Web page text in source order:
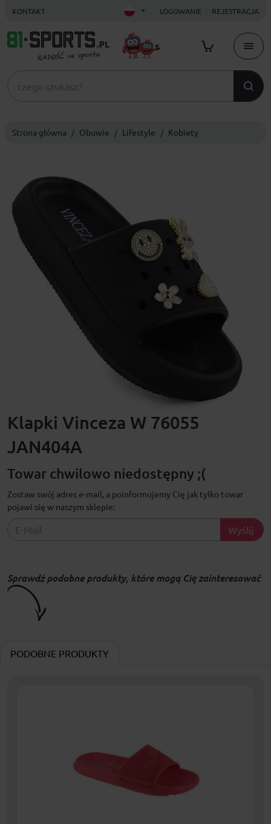
KONTAKT LOGOWANIE REJESTRACJA
Strona główna Obuwie Lifestyle Kobiety
Klapki Vinceza W 76055
JAN404A
Towar chwilowo niedostępny ;(
Zostaw swój adres e-mail, a poinformujemy Cię jak tylko towar
pojawi się w naszym sklepie:
Wyślij
Sprawdź podobne produkty, które mogą Cię zainteresować
PODOBNE PRODUKTY